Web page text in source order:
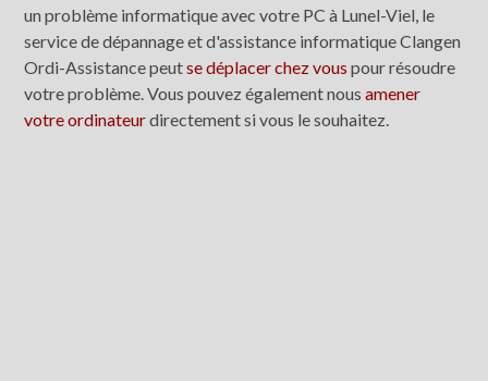
un problème informatique avec votre PC à Lunel-Viel, le
service de dépannage et d'assistance informatique Clangen
Ordi-Assistance peutse déplacer chez vous pour résoudre
votre problème. Vous pouvez également nousamener
votre ordinateurdirectement si vous le souhaitez.